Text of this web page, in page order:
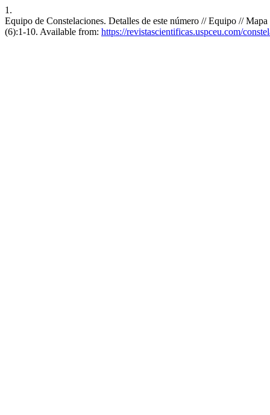
1.
Equipo de Constelaciones. Detalles de este número // Equipo //
(6):1-10. Available from: https://revistascientificas.uspceu.com/